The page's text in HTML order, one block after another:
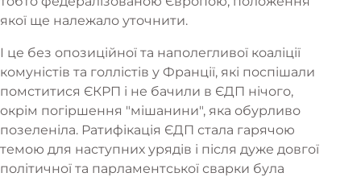
якої ще належало уточнити.
І це без опозиційної та наполегливої коаліції
комуністів та голлістів у Франції, які поспішали
помститися ЄКРП і не бачили в ЄДП нічого,
окрім погіршення "мішанини", яка обурливо
позеленіла. Ратифікація ЄДП стала гарячою
темою для наступних урядів і після дуже довгої
політичної та парламентської сварки була